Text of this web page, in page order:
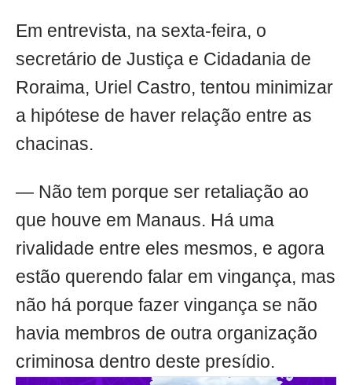
Em entrevista, na sexta-feira, o
secretário de Justiça e Cidadania de
Roraima, Uriel Castro, tentou minimizar
a hipótese de haver relação entre as
chacinas.
— Não tem porque ser retaliação ao
que houve em Manaus. Há uma
rivalidade entre eles mesmos, e agora
estão querendo falar em vingança, mas
não há porque fazer vingança se não
havia membros de outra organização
criminosa dentro deste presídio.